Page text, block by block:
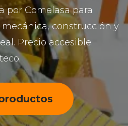
por Comelasa para
construcción y
Precio accesible.